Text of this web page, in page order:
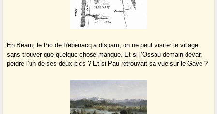
En Béarn, le Pic de Rébénacq a disparu, on ne peut visiter le village
sans trouver que quelque chose manque. Et si l’Ossau demain devait
perdre l’un de ses deux pics ? Et si Pau retrouvait sa vue sur le Gave ?